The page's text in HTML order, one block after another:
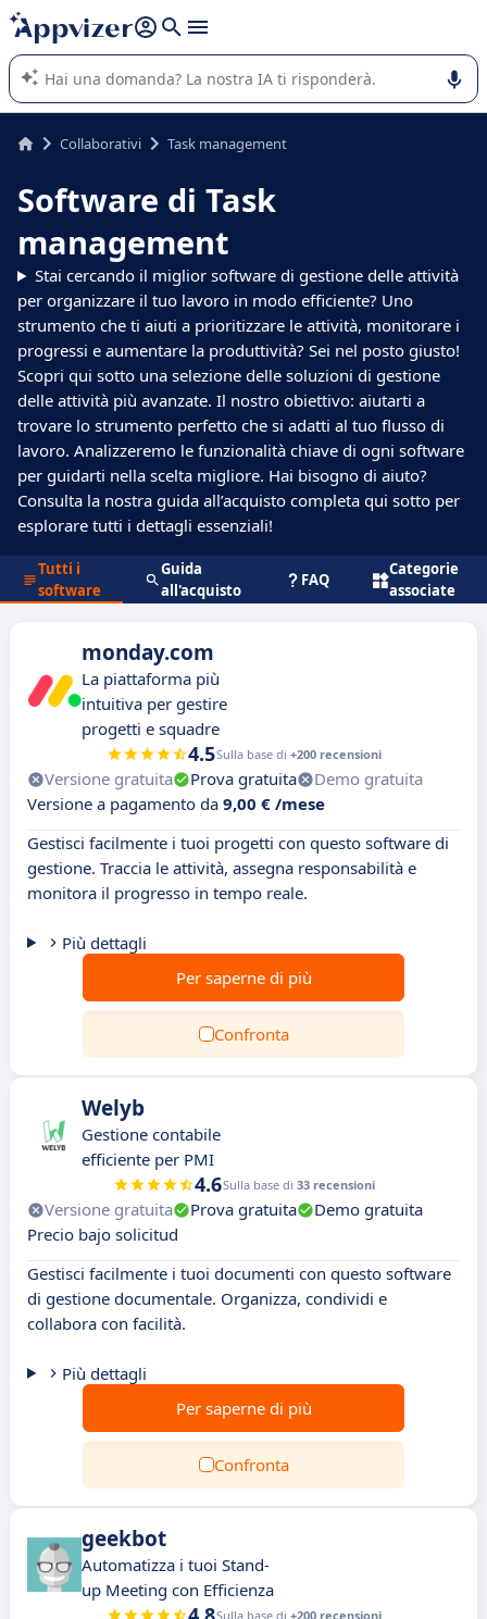
righe con
shift + enter
L'IA di Appvizer vi guida nell'utilizzo o nella scelta di un
software SaaS per la vostra azienda.
Collaborativi Task management
Software di Task
management
Stai cercando il miglior software di gestione delle attività
per organizzare il tuo lavoro in modo efficiente? Uno
strumento che ti aiuti a prioritizzare le attività, monitorare i
progressi e aumentare la produttività? Sei nel posto giusto!
Scopri qui sotto una selezione delle soluzioni di gestione
delle attività più avanzate. Il nostro obiettivo: aiutarti a
trovare lo strumento perfetto che si adatti al tuo flusso di
lavoro. Analizzeremo le funzionalità chiave di ogni software
per guidarti nella scelta migliore. Hai bisogno di aiuto?
Consulta la nostra guida all’acquisto completa qui sotto per
esplorare tutti i dettagli essenziali!
Tutti i
software
Guida
all'acquisto
FAQ
Categorie
associate
monday.com
La piattaforma più
intuitiva per gestire
progetti e squadre
4.5Sulla base di +200 recensioni
Versione gratuita Prova gratuita
Demo gratuita
Versione a pagamento da 9,00 € /mese
Gestisci facilmente i tuoi progetti con questo software di
gestione. Traccia le attività, assegna responsabilità e
monitora il progresso in tempo reale.
Più dettagli
Per saperne di più
Confronta
Welyb
Gestione contabile
efficiente per PMI
4.6Sulla base di 33 recensioni
Versione gratuita Prova gratuita
Demo gratuita
Precio bajo solicitud
Gestisci facilmente i tuoi documenti con questo software
di gestione documentale. Organizza, condividi e
collabora con facilità.
Più dettagli
Per saperne di più
Confronta
geekbot
Automatizza i tuoi Stand-
up Meeting con Efficienza
Sulla base di +200 recensioni